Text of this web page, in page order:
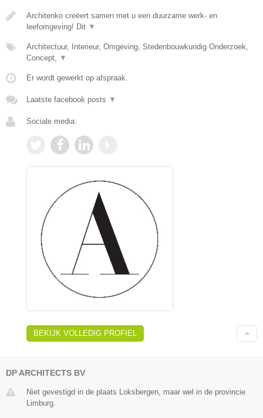
Architenko creëert samen met u een duurzame werk- en
leefomgeving! Dit ▼
Architectuur, Interieur, Omgeving, Stedenbouwkundig Onderzoek,
Concept, ▼
Er wordt gewerkt op afspraak.
Laatste facebook posts ▼
Sociale media:
BEKIJK VOLLEDIG PROFIEL
DP ARCHITECTS BV
Niet gevestigd in de plaats Loksbergen, maar wel in de provincie
Limburg.